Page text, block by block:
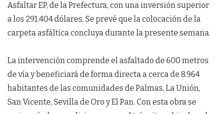
Asfaltar EP, de la Prefectura, con una inversión superior
a los 291.404 dólares. Se prevé que la colocación de la
carpeta asfáltica concluya durante la presente semana.
La intervención comprende el asfaltado de 600 metros
de vía y beneficiará de forma directa a cerca de 8.964
habitantes de las comunidades de Palmas, La Unión,
San Vicente, Sevilla de Oro y El Pan. Con esta obra se